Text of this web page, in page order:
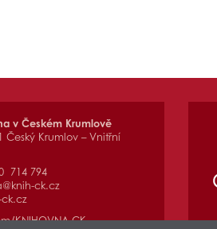
v Českém Krumlově
Český Krumlov – Vnitřní
714 794
ck.cz
KNIHOVNA.CK